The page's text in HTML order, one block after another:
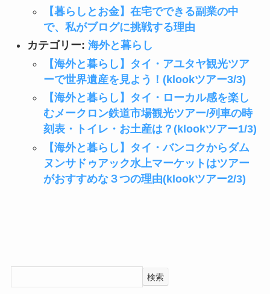
【暮らしとお金】在宅でできる副業の中
で、私がブログに挑戦する理由
カテゴリー: 海外と暮らし
【海外と暮らし】タイ・アユタヤ観光ツア
ーで世界遺産を見よう！(klookツアー3/3)
【海外と暮らし】タイ・ローカル感を楽し
むメークロン鉄道市場観光ツアー/列車の時
刻表・トイレ・お土産は？(klookツアー1/3)
【海外と暮らし】タイ・バンコクからダム
ヌンサドゥアック水上マーケットはツアー
がおすすめな３つの理由(klookツアー2/3)
検索